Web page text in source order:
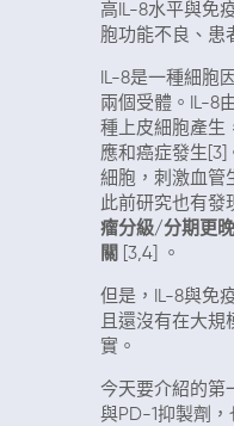
高IL-8水平與免
胞功能不良、患
IL-8是一種細胞
兩個受體。IL-8
種上皮細胞產生
應和癌症發生[3]
細胞，刺激血管
此前研究也有發
瘤分級/分期更
關
[3,4] 。
但是，IL-8與免
且還沒有在大規
實。
今天要介紹的第
與PD-1抑製劑